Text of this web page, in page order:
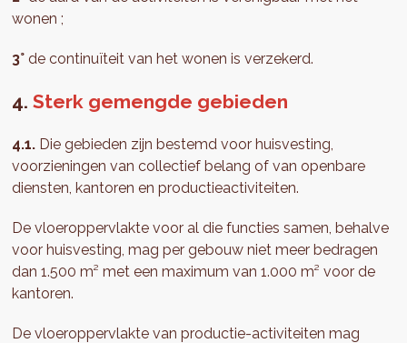
wonen ;
3° de continuïteit van het wonen is verzekerd.
4.Sterk gemengde gebieden
4.1. Die gebieden zijn bestemd voor huisvesting,
voorzieningen van collectief belang of van openbare
diensten, kantoren en productieactiviteiten.
De vloeroppervlakte voor al die functies samen, behalve
voor huisvesting, mag per gebouw niet meer bedragen
dan 1.500 m² met een maximum van 1.000 m² voor de
kantoren.
De vloeroppervlakte van productie-activiteiten mag